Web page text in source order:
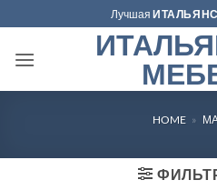
to
content
Лучшая
HOME »